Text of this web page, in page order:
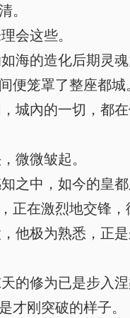
。
会这些。
海的造化后期灵魂
便笼罩了整座都城
城內的一切，都在
微微皱起。
之中，如今的皇都
正在激烈地交锋，
他极为熟悉，正
的修为已是步入
才刚突破的样子。